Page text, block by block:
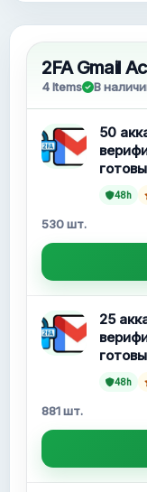
2FA Gmail
4 Items В
50
48h
530 шт.
25
48h
881 шт.